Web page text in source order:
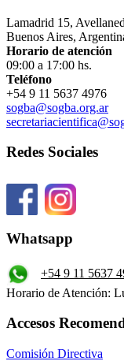
Lamadrid 15,
Buenos Aires,
Horario de atención
09:00 a 17:00 hs.
Teléfono
+54 9 11 5637 4976
sogba@sogba.org.ar
Redes Sociales
Whatsapp
+54 9 11 5637
Horario de Atención:
Accesos
Comisión Directiva